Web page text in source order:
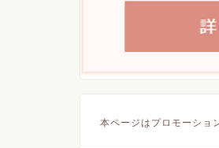
本ページはプロモーショ